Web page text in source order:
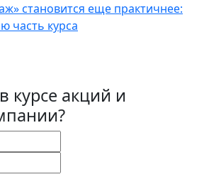
становится еще практичнее:
часть курса
курсе акций и